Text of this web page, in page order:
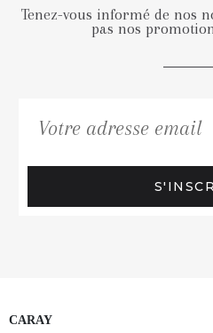
Tenez-vous informé de nos
pas nos
CARAY